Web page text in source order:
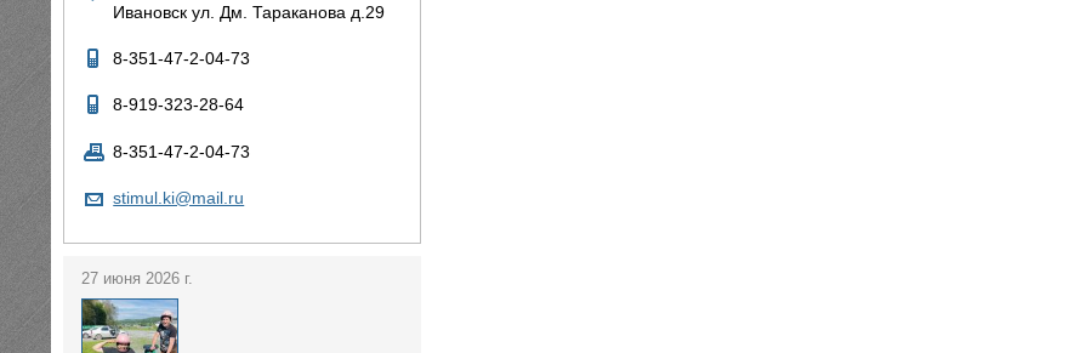
Ивановск ул. Дм. Тараканова д.29
8-351-47-2-04-73
8-919-323-28-64
8-351-47-2-04-73
stimul.ki@mail.ru
27 июня 2026 г.